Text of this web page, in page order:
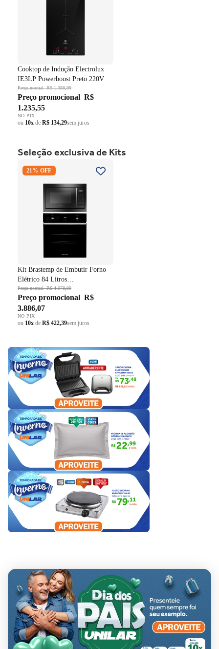
Cooktop de Indução Electrolux
IE3LP Powerboost Preto 220V
Preço normalR$ 1.388,99
Preço promocional R$
1.235,55
NO PIX
ou 10x de R$ 134,29sem juros
Seleção exclusiva de Kits
Kit Brastemp de Embutir
Forno Elétrico 84 Litros
BOC84AE+Micro-ondas 32
Litros BM146AE Preto 220V
21% OFF
Kit Brastemp de Embutir Forno
Elétrico 84 Litros
BOC84AE+Micro-ondas 32 Litros
BM146AE Preto 220V
Preço normalR$ 4.978,99
Preço promocional R$
3.886,07
NO PIX
ou 10x de R$ 422,39sem juros